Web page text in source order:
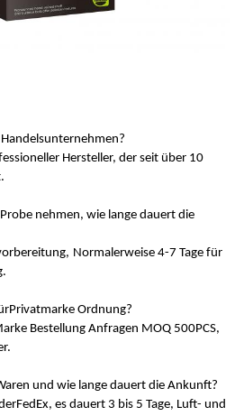
Hersteller, der seit über 10
.
nehmen, wie lange dauert die
Normalerweise 4-7 Tage für
.
Privatmarke Ordnung?
Bestellung Anfragen MOQ 500PCS,
.
und wie lange dauert die Ankunft?
FedEx, es dauert 3 bis 5 Tage, Luft- und